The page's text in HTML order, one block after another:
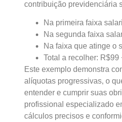
contribuição previdenciária
Na primeira faixa
Na segunda faixa
Na faixa que atinge o
Total a recolher:
Este exemplo demonstra
alíquotas progressivas, o
entender e cumprir suas
profissional especializado
cálculos precisos e